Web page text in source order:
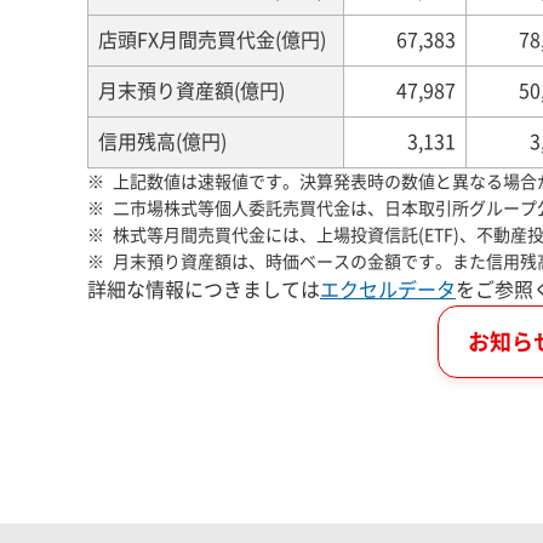
店頭FX月間売買代金(億円) 67,383
月末預り資産額(億円) 47,987
信用残高(億円) 3,131
上記数値は速報値です。決算発表時の数値と異なる場
二市場株式等個人委託売買代金は、日本取引所グルー
株式等月間売買代金には、上場投資信託(ETF)、不動産
月末預り資産額は、時価ベースの金額です。また信用
詳細な情報につきましてはエクセルデータをご参照
お知ら